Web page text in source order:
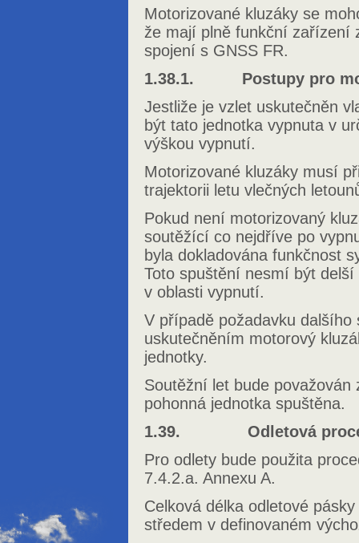
Motorizované kluzáky se
že mají plně funkční zařízení
spojení s GNSS FR.
1.38.1. Postupy pro
Jestliže je vzlet uskutečněn
být tato jednotka vypnuta v
výškou vypnutí.
Motorizované kluzáky musí
trajektorii letu vlečných
Pokud není motorizovaný
soutěžící co nejdříve po
byla dokladována funkčnost
Toto spuštění nesmí být
v oblasti vypnutí.
V případě požadavku
uskutečněním motorový
jednotky.
Soutěžní let bude
pohonná jednotka spuštěna.
1.39. Odletová
Pro odlety bude použita
7.4.2.a. Annexu A.
Celková délka odletové
středem v definovaném